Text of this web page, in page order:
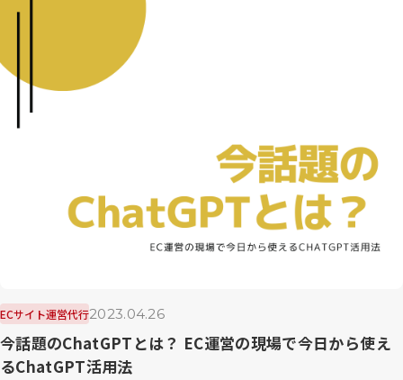
ECサイト運営代行2023.04.26
今話題のChatGPTとは？ EC運営の現場で今日から使え
るChatGPT活用法